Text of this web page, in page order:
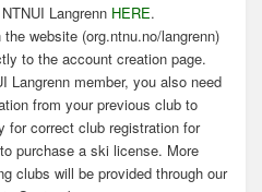
Langrenn HERE.
website (org.ntnu.no/langrenn)
to the account creation page.
Langrenn member, you also need
from your previous club to
for correct club registration for
purchase a ski license. More
clubs will be provided through our